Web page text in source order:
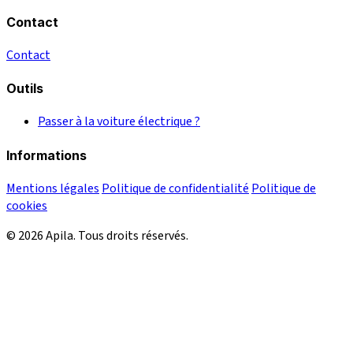
Contact
Contact
Outils
Passer à la voiture électrique ?
Informations
Mentions légales Politique de confidentialité Politique de
cookies
© 2026 Apila. Tous droits réservés.